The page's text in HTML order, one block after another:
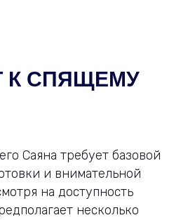
К СПЯЩЕМУ
Саяна требует базовой
и внимательной
на доступность
несколько